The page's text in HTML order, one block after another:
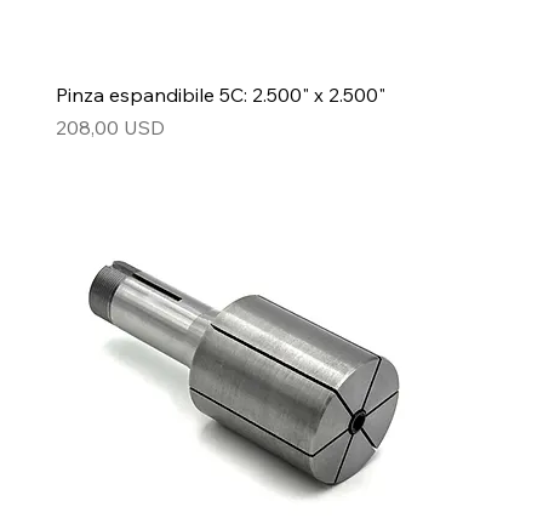
Pinza espandibile 5C: 2.500" x 2.500"
Prezzo
208,00 USD